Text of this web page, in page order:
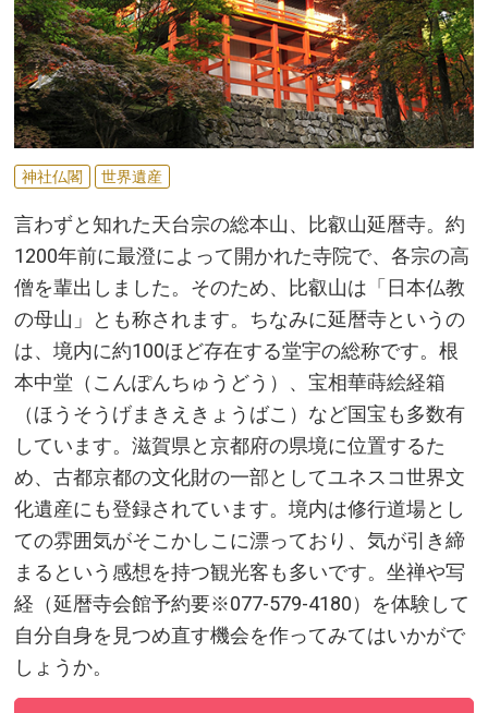
神社仏閣 世界遺産
言わずと知れた天台宗の総本山、比叡山延暦寺。約
1200年前に最澄によって開かれた寺院で、各宗の高
僧を輩出しました。そのため、比叡山は「日本仏教
の母山」とも称されます。ちなみに延暦寺というの
は、境内に約100ほど存在する堂宇の総称です。根
本中堂（こんぽんちゅうどう）、宝相華蒔絵経箱
（ほうそうげまきえきょうばこ）など国宝も多数有
しています。滋賀県と京都府の県境に位置するた
め、古都京都の文化財の一部としてユネスコ世界文
化遺産にも登録されています。境内は修行道場とし
ての雰囲気がそこかしこに漂っており、気が引き締
まるという感想を持つ観光客も多いです。坐禅や写
経（延暦寺会館予約要※077-579-4180）を体験して
自分自身を見つめ直す機会を作ってみてはいかがで
しょうか。